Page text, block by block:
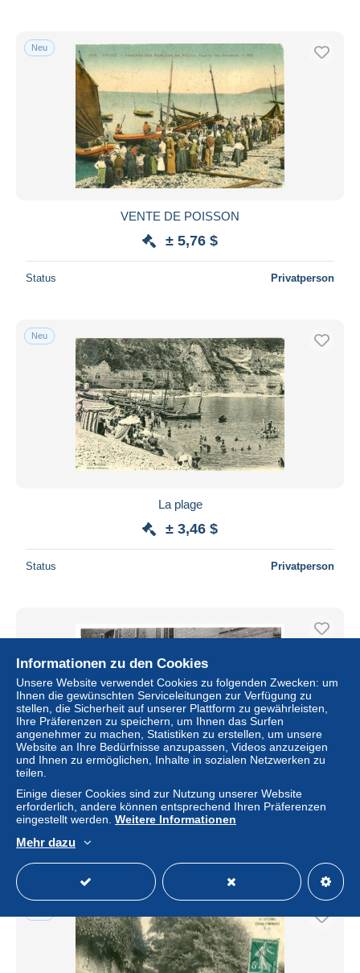
Neu
VENTE DE POISSON
± 5,76 $
Status Privatperson
Neu
La plage
± 3,46 $
Status Privatperson
YPORT Lot de 2 cartes
± 15,90 $
Informationen zu den Cookies
Unsere Website verwendet Cookies zu folgenden Zwecken: um
Ihnen die gewünschten Serviceleitungen zur Verfügung zu
stellen, die Sicherheit auf unserer Plattform zu gewährleisten,
Ihre Präferenzen zu speichern, um Ihnen das Surfen
angenehmer zu machen, Statistiken zu erstellen, um unsere
Website an Ihre Bedürfnisse anzupassen, Videos anzuzeigen
und Ihnen zu ermöglichen, Inhalte in sozialen Netzwerken zu
teilen.
Einige dieser Cookies sind zur Nutzung unserer Website
erforderlich, andere können entsprechend Ihren Präferenzen
eingestellt werden. Weitere Informationen
Mehr dazu